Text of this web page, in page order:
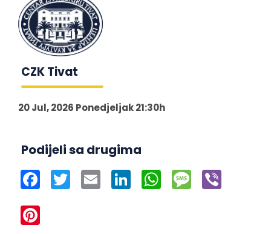
CZK Tivat
20 Jul, 2026 Ponedjeljak 21:30h
Podijeli sa drugima
Facebook
Twitter Email LinkedInWhatsApp
Message